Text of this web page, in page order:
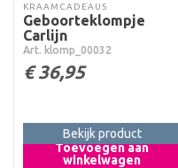
KRAAMCADEAUS
Geboorteklompje
Carlijn
Art. klomp_00032
€36,95
Toevoegen aan
winkelwagen
Bekijk product